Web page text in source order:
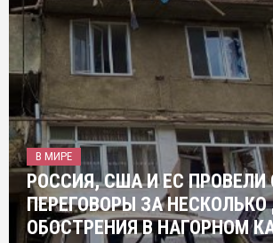
В МИРЕ
РОССИЯ, США И ЕС ПРОВЕЛИ
ПЕРЕГОВОРЫ ЗА
ОБОСТРЕНИЯ В НАГОРНОМ